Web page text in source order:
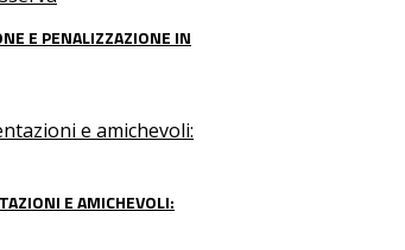
E PENALIZZAZIONE IN
E AMICHEVOLI: